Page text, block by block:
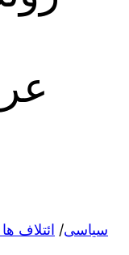
سیاسی/ ائتلاف